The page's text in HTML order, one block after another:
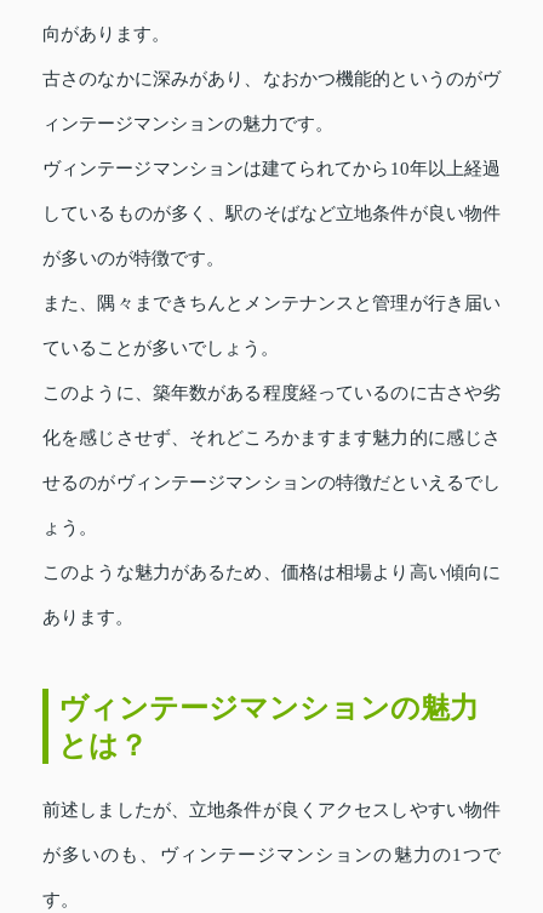
向があります。
古さのなかに深みがあり、なおかつ機能的というのがヴ
ィンテージマンションの魅力です。
ヴィンテージマンションは建てられてから10年以上経過
しているものが多く、駅のそばなど立地条件が良い物件
が多いのが特徴です。
また、隅々まできちんとメンテナンスと管理が行き届い
ていることが多いでしょう。
このように、築年数がある程度経っているのに古さや劣
化を感じさせず、それどころかますます魅力的に感じさ
せるのがヴィンテージマンションの特徴だといえるでし
ょう。
このような魅力があるため、価格は相場より高い傾向に
あります。
ヴィンテージマンションの魅力
とは？
前述しましたが、立地条件が良くアクセスしやすい物件
が多いのも、ヴィンテージマンションの魅力の1つで
す。